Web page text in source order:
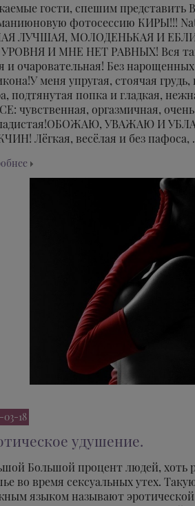
гости, спешим представить
фотосессию КИРЫ!!!
ЛУЧШАЯ, МОЛОДЕНЬКАЯ И
УРОВНЯ И МНЕ НЕТ РАВНЫХ! Вся
и очаровательная! Без
меня упругая, стоячая
подтянутая попка и гладкая,
чувственная, оргазмичная,
УВАЖАЮ И
Лёгкая, весёлая и без пафоса,
03-18
удушение.
Большой процент людей, хоть
во время сексуальных утех.
языком называют